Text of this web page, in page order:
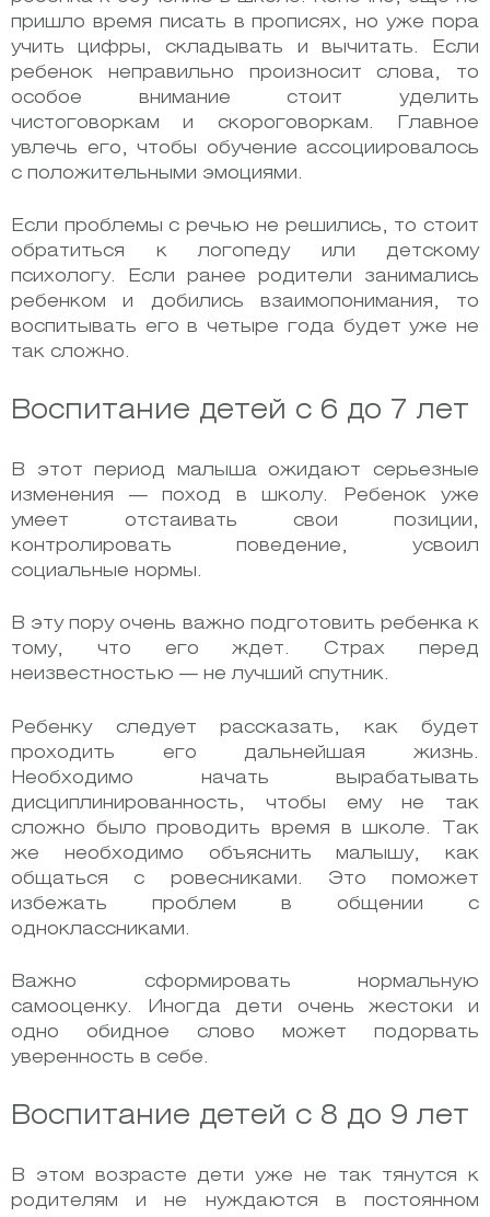
пришло время писать в прописях, но уже пора
учить цифры, складывать и вычитать. Если
ребенок неправильно произносит слова, то
особое внимание стоит уделить
чистоговоркам и скороговоркам. Главное
увлечь его, чтобы обучение ассоциировалось
с положительными эмоциями.
Если проблемы с речью не решились, то стоит
обратиться к логопеду или детскому
психологу. Если ранее родители занимались
ребенком и добились взаимопонимания, то
воспитывать его в четыре года будет уже не
так сложно.
Воспитание детей с 6 до 7 лет
В этот период малыша ожидают серьезные
изменения — поход в школу. Ребенок уже
умеет отстаивать свои позиции,
контролировать поведение, усвоил
социальные нормы.
В эту пору очень важно подготовить ребенка к
тому, что его ждет. Страх перед
неизвестностью — не лучший спутник.
Ребенку следует рассказать, как будет
проходить его дальнейшая жизнь.
Необходимо начать вырабатывать
дисциплинированность, чтобы ему не так
сложно было проводить время в школе. Так
же необходимо объяснить малышу, как
общаться с ровесниками. Это поможет
избежать проблем в общении с
одноклассниками.
Важно сформировать нормальную
самооценку. Иногда дети очень жестоки и
одно обидное слово может подорвать
уверенность в себе.
Воспитание детей с 8 до 9 лет
В этом возрасте дети уже не так тянутся к
родителям и не нуждаются в постоянном